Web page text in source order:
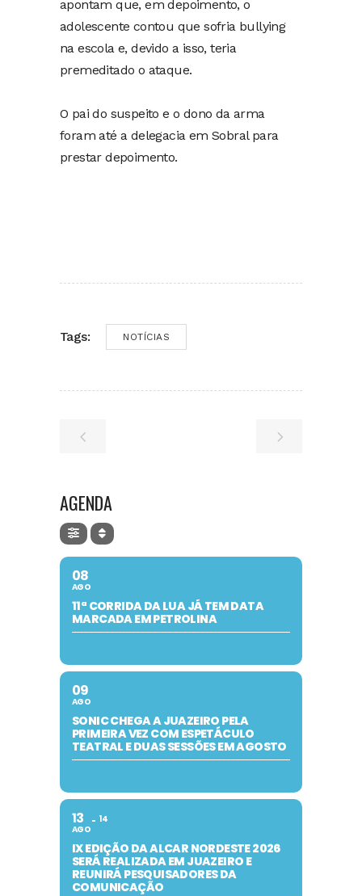
apontam que, em depoimento, o
adolescente contou que sofria bullying
na escola e, devido a isso, teria
premeditado o ataque.
O pai do suspeito e o dono da arma
foram até a delegacia em Sobral para
prestar depoimento.
Tags: NOTÍCIAS
AGENDA
08
AGO
11ª CORRIDA DA LUA JÁ TEM DATA
MARCADA EM PETROLINA
09
AGO
SONIC CHEGA A JUAZEIRO PELA
PRIMEIRA VEZ COM ESPETÁCULO
TEATRAL E DUAS SESSÕES EM AGOSTO
13
AGO
14
IX EDIÇÃO DA ALCAR NORDESTE 2026
SERÁ REALIZADA EM JUAZEIRO E
REUNIRÁ PESQUISADORES DA
COMUNICAÇÃO